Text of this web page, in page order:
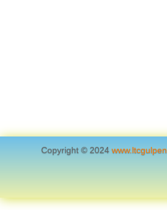
Copyright © 2024www.ltcgulpen